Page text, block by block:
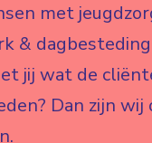
met
&
jij wat de
Dan zijn wij